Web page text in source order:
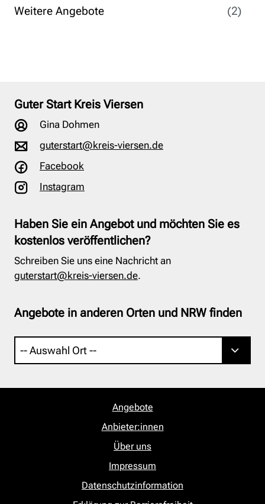
Weitere Angebote
(2)
Guter Start Kreis Viersen
Gina Dohmen
guterstart@kreis-viersen.de
Facebook
Instagram
Haben Sie ein Angebot und möchten Sie es
kostenlos veröffentlichen?
Schreiben Sie uns eine Nachricht an
guterstart@kreis-viersen.de.
Angebote in anderen Orten und NRW finden
Angebote
Anbieter:innen
Über uns
Impressum
Datenschutzinformation